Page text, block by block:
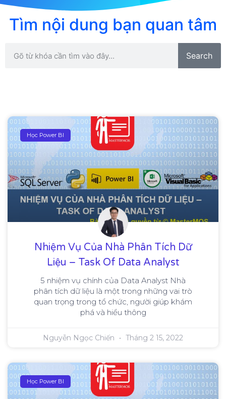
Tìm nội dung bạn quan tâm
Search
Học Power BI
Nhiệm Vụ Của Nhà Phân Tích Dữ
Liệu – Task Of Data Analyst
5 nhiệm vụ chính của Data Analyst Nhà
phân tích dữ liệu là một trong những vai trò
quan trọng trong tổ chức, người giúp khám
phá và hiểu thông
Nguyễn Ngọc Chiến Tháng 2 15, 2022
Học Power BI